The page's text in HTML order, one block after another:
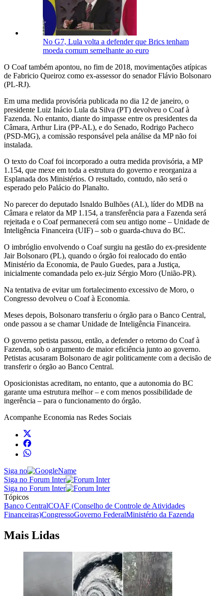
No G7, Lula volta a defender que Brics tenham
moeda comum semelhante ao euro
O Coaf também apontou, no fim de 2018, movimentações atípicas
de Fabricio Queiroz como ex-assessor do senador Flávio Bolsonaro
(PL-RJ).
Em uma medida provisória publicada no dia 12 de janeiro, o
presidente Luiz Inácio Lula da Silva (PT) devolveu o Coaf à
Fazenda. No entanto, diante do impasse entre os presidentes da
Câmara, Arthur Lira (PP-AL), e do Senado, Rodrigo Pacheco
(PSD-MG), a comissão responsável pela análise da MP não foi
instalada.
O texto do Coaf foi incorporado a outra medida provisória, a MP
1.154, que mexe em toda a estrutura do governo e reorganiza a
Esplanada dos Ministérios. O resultado, contudo, não será o
esperado pelo Palácio do Planalto.
No parecer do deputado Isnaldo Bulhões (AL), líder do MDB na
Câmara e relator da MP 1.154, a transferência para a Fazenda será
rejeitada e o Coaf permanecerá com seu antigo nome – Unidade de
Inteligência Financeira (UIF) – sob o guarda-chuva do BC.
O imbróglio envolvendo o Coaf surgiu na gestão do ex-presidente
Jair Bolsonaro (PL), quando o órgão foi realocado do então
Ministério da Economia, de Paulo Guedes, para a Justiça,
inicialmente comandada pelo ex-juiz Sérgio Moro (União-PR).
Na tentativa de evitar um fortalecimento excessivo de Moro, o
Congresso devolveu o Coaf à Economia.
Meses depois, Bolsonaro transferiu o órgão para o Banco Central,
onde passou a se chamar Unidade de Inteligência Financeira.
O governo petista passou, então, a defender o retorno do Coaf à
Fazenda, sob o argumento de maior eficiência junto ao governo.
Petistas acusaram Bolsonaro de agir politicamente com a decisão de
transferir o órgão ao Banco Central.
Oposicionistas acreditam, no entanto, que a autonomia do BC
garante uma estrutura melhor – e com menos possibilidade de
ingerência – para o funcionamento do órgão.
Acompanhe Economia nas Redes Sociais
Siga no
Siga no Forum Inter
Siga no Forum Inter
Tópicos
Banco CentralCOAF (Conselho de Controle de Atividades
Financeiras)CongressoGoverno FederalMinistério da Fazenda
Mais Lidas